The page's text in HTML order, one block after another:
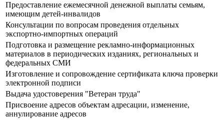
Предоставление ежемесячной денежной выплаты семьям,
имеющим детей-инвалидов
Консультации по вопросам проведения отдельных
экспортно-импортных операций
Подготовка и размещение рекламно-информационных
материалов в периодических изданиях, региональных и
федеральных СМИ
Изготовление и сопровождение сертификата ключа проверки
электронной подписи
Выдача удостоверения "Ветеран труда"
Присвоение адресов объектам адресации, изменение,
аннулирование адресов